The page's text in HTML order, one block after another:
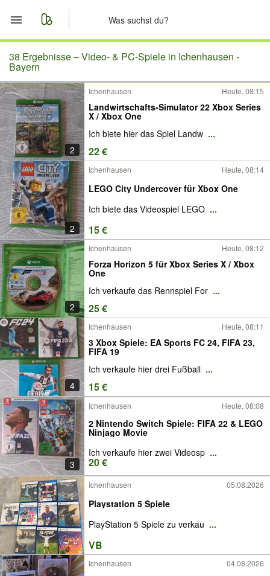
Start
Merkliste
Nachrichten
Anzeige aufgeben
38 Ergebnisse –Video- & PC-Spiele in Ichenhausen -
Bayern
2
Ichenhausen Heute, 08:15
Landwirtschafts-Simulator 22 Xbox Series
X / Xbox One
Ich biete hier das Spiel Landw ...
22 €
2
Ichenhausen Heute, 08:14
LEGO City Undercover für Xbox One
Ich biete das Videospiel LEGO ...
15 €
2
Ichenhausen Heute, 08:12
Forza Horizon 5 für Xbox Series X / Xbox
One
Ich verkaufe das Rennspiel For ...
25 €
4
Ichenhausen Heute, 08:11
3 Xbox Spiele: EA Sports FC 24, FIFA 23,
FIFA 19
Ich verkaufe hier drei Fußball ...
15 €
3
Ichenhausen Heute, 08:08
2 Nintendo Switch Spiele: FIFA 22 & LEGO
Ninjago Movie
Ich verkaufe hier zwei Videosp ...
20 €
Ichenhausen 05.08.2026
Playstation 5 Spiele
PlayStation 5 Spiele zu verkau ...
VB
Ichenhausen 04.08.2026